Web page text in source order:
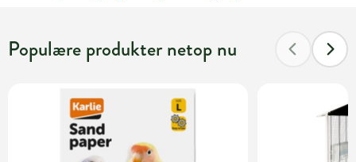
Populære produkter netop nu